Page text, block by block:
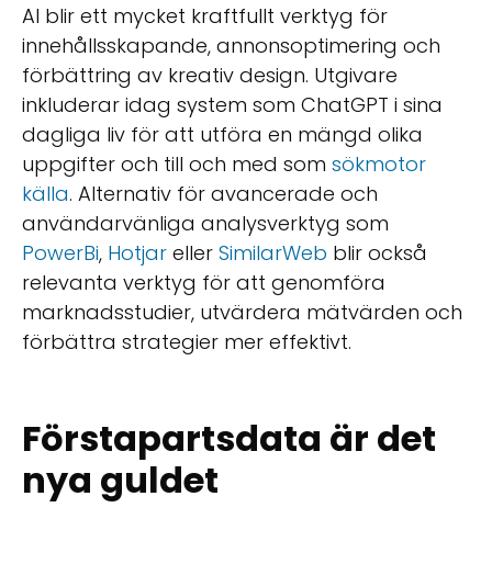
AI blir ett mycket kraftfullt verktyg för
innehållsskapande, annonsoptimering och
förbättring av kreativ design. Utgivare
inkluderar idag system som ChatGPT i sina
dagliga liv för att utföra en mängd olika
uppgifter och till och med som sökmotor
källa. Alternativ för avancerade och
användarvänliga analysverktyg som
PowerBi, Hotjar eller SimilarWeb blir också
relevanta verktyg för att genomföra
marknadsstudier, utvärdera mätvärden och
förbättra strategier mer effektivt.
Förstapartsdata är det
nya guldet